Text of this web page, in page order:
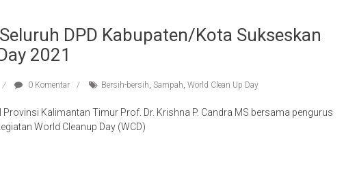
DPD Kabupaten/Kota Sukseskan
2021
0 Komentar Bersih-bersih Sampah World Clean Up Day
Provinsi Kalimantan Timur Prof. Dr. Krishna P. Candra MS bersama pengurus
World Cleanup Day (WCD)